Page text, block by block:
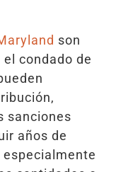
son
condado de
sanciones
años de